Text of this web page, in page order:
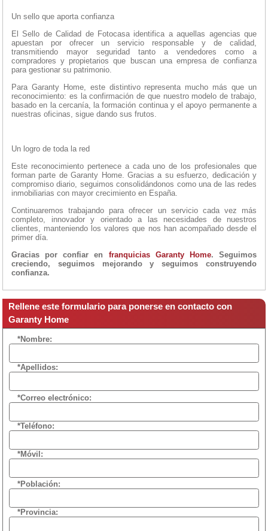
Un sello que aporta confianza
El Sello de Calidad de Fotocasa identifica a aquellas agencias que
apuestan por ofrecer un servicio responsable y de calidad,
transmitiendo mayor seguridad tanto a vendedores como a
compradores y propietarios que buscan una empresa de confianza
para gestionar su patrimonio.
Para Garanty Home, este distintivo representa mucho más que un
reconocimiento: es la confirmación de que nuestro modelo de trabajo,
basado en la cercanía, la formación continua y el apoyo permanente a
nuestras oficinas, sigue dando sus frutos.
Un logro de toda la red
Este reconocimiento pertenece a cada uno de los profesionales que
forman parte de Garanty Home. Gracias a su esfuerzo, dedicación y
compromiso diario, seguimos consolidándonos como una de las redes
inmobiliarias con mayor crecimiento en España.
Continuaremos trabajando para ofrecer un servicio cada vez más
completo, innovador y orientado a las necesidades de nuestros
clientes, manteniendo los valores que nos han acompañado desde el
primer día.
Gracias por confiar en franquicias Garanty Home. Seguimos
creciendo, seguimos mejorando y seguimos construyendo
confianza.
Rellene este formulario para ponerse en contacto con
Garanty Home
*Nombre:
*Apellidos:
*Correo electrónico:
*Teléfono:
*Móvil:
*Población:
*Provincia: